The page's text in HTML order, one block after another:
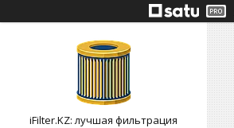
iFilter.KZ: лучшая фильтрация